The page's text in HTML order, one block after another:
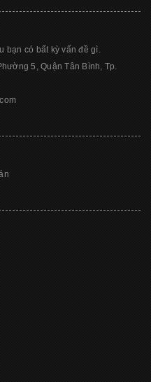
bạn có bất kỳ vấn đề gì.
5, Quận Tân Bình, Tp.